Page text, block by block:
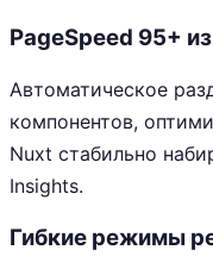
PageSpeed 95+
Автоматическое
компонентов,
Nuxt стабильно
Insights.
Гибкие режимы